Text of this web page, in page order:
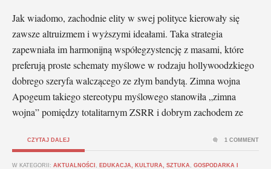
Jak wiadomo, zachodnie elity w swej polityce kierowały się
zawsze altruizmem i wyższymi ideałami. Taka strategia
zapewniała im harmonijną współegzystencję z masami, które
preferują proste schematy myślowe w rodzaju hollywoodzkiego
dobrego szeryfa walczącego ze złym bandytą. Zimna wojna
Apogeum takiego stereotypu myślowego stanowiła „zimna
wojna” pomiędzy totalitarnym ZSRR i dobrym zachodem ze
CZYTAJ DALEJ
W KATEGORII: AKTUALNOŚCI EDUKACJA, KULTURA, SZTUKA
GOSPODARKA I
1 COMMENT